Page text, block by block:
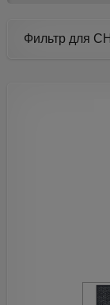
Фильтр для